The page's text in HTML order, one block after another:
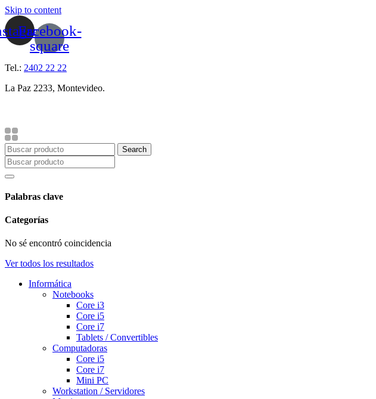
Skip to content
Facebook-
square
Tel.: 2402 22 22
La Paz 2233, Montevideo.
Search
Palabras clave
Categorías
No sé encontró coincidencia
Ver todos los resultados
Informática
Notebooks
Core i3
Core i5
Core i7
Tablets / Convertibles
Computadoras
Core i5
Core i7
Mini PC
Workstation / Servidores